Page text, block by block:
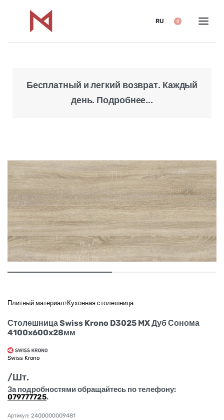
RU 0
Бесплатный и легкий возврат. Каждый
день. Подробнее...
Плитный материал› Кухонная столешница
Столешница Swiss Krono D3025 MX Дуб Сонома
4100x600x28мм
Swiss Krono
/Шт.
За подробностями обращайтесь по телефону:
079777725.
2400000009481